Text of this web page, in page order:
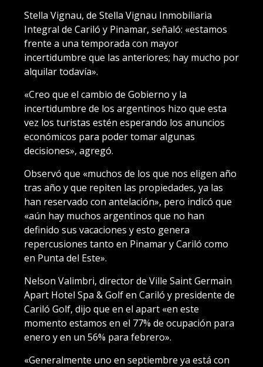
Stella Vignau, de Stella Vignau Inmobiliaria
Integral de Cariló y Pinamar, señaló: «estamos
frente a una temporada con mayor
incertidumbre que las anteriores; hay mucho por
alquilar todavía».
«Creo que el cambio de Gobierno y la
incertidumbre de los argentinos hizo que esta
vez los turistas estén esperando los anuncios
económicos para poder tomar algunas
decisiones», agregó.
Observó que «muchos de los que nos eligen año
tras año y que repiten las propiedades, ya las
han reservado con antelación», pero indicó que
«aún hay muchos argentinos que no han
definido sus vacaciones y esto genera
repercusiones tanto en Pinamar y Cariló como
en Punta del Este».
Nelson Valimbri, director de Ville Saint Germain
Apart Hotel Spa & Golf en Cariló y presidente de
Cariló Golf, dijo que en el apart «en este
momento estamos en el 77% de ocupación para
enero y en un 56% para febrero».
«Generalmente uno en septiembre ya está con